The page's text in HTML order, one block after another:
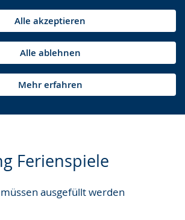
Alle akzeptieren
Alle ablehnen
Mehr erfahren
Ferienspiele
müssen ausgefüllt werden